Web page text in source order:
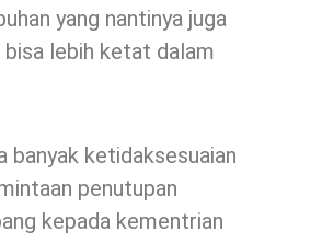
yang nantinya juga
lebih ketat dalam
banyak ketidaksesuaian
penutupan
kepada kementrian